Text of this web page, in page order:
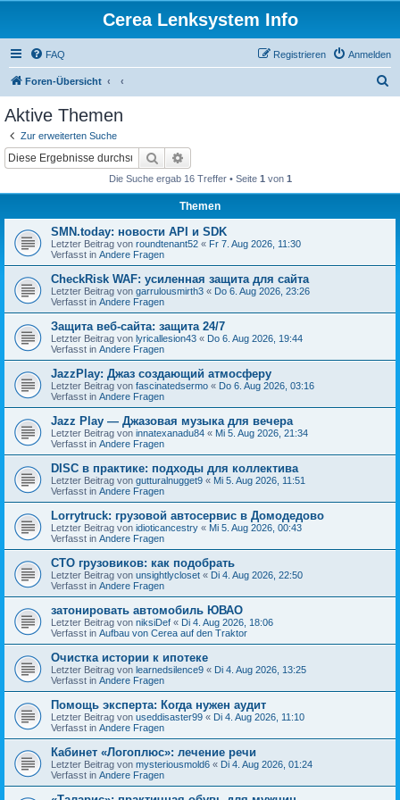
Cerea Lenksystem Info
FAQ Anmelden
Registrieren
Foren-Übersicht
Aktive Themen
Zur erweiterten Suche
Suche
Die Suche ergab 16 Treffer • Seite 1 von 1
Themen
SMN.today: новости API и SDK
Letzter Beitrag von roundtenant52 « Fr 7. Aug 2026, 11:30
Verfasst in Andere Fragen
CheckRisk WAF: усиленная защита для сайта
Letzter Beitrag von garrulousmirth3 « Do 6. Aug 2026, 23:26
Verfasst in Andere Fragen
Защита веб-сайта: защита 24/7
Letzter Beitrag von lyricallesion43 « Do 6. Aug 2026, 19:44
Verfasst in Andere Fragen
JazzPlay: Джаз создающий атмосферу
Letzter Beitrag von fascinatedsermo « Do 6. Aug 2026, 03:16
Verfasst in Andere Fragen
Jazz Play — Джазовая музыка для вечера
Letzter Beitrag von innatexanadu84 « Mi 5. Aug 2026, 21:34
Verfasst in Andere Fragen
DISC в практике: подходы для коллектива
Letzter Beitrag von gutturalnugget9 « Mi 5. Aug 2026, 11:51
Verfasst in Andere Fragen
Lorrytruck: грузовой автосервис в Домодедово
Letzter Beitrag von idioticancestry « Mi 5. Aug 2026, 00:43
Verfasst in Andere Fragen
СТО грузовиков: как подобрать
Letzter Beitrag von unsightlycloset « Di 4. Aug 2026, 22:50
Verfasst in Andere Fragen
затонировать автомобиль ЮВАО
Letzter Beitrag von niksiDef « Di 4. Aug 2026, 18:06
Verfasst in Aufbau von Cerea auf den Traktor
Очистка истории к ипотеке
Letzter Beitrag von learnedsilence9 « Di 4. Aug 2026, 13:25
Verfasst in Andere Fragen
Помощь эксперта: Когда нужен аудит
Letzter Beitrag von useddisaster99 « Di 4. Aug 2026, 11:10
Verfasst in Andere Fragen
Кабинет «Логоплюс»: лечение речи
Letzter Beitrag von mysteriousmold6 « Di 4. Aug 2026, 01:24
Verfasst in Andere Fragen